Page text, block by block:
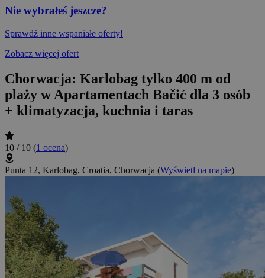
Nie wybrałeś jeszcze?
Sprawdź inne wspaniałe oferty!
Zobacz więcej ofert
Chorwacja: Karlobag tylko 400 m od
plaży w Apartamentach Bačić dla 3 osób
+ klimatyzacja, kuchnia i taras
10 / 10 (1 ocena)
Punta 12, Karlobag, Croatia, Chorwacja (Wyświetl na mapie)